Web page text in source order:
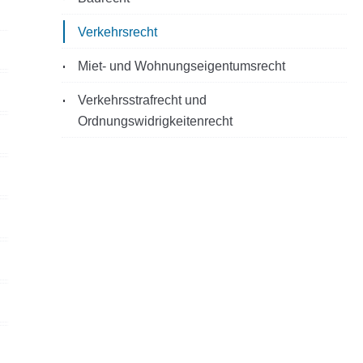
Verkehrsrecht
Miet- und Wohnungseigentumsrecht
Verkehrsstrafrecht und
Ordnungswidrigkeitenrecht